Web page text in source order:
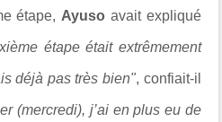
étape, Ayuso avait expliqué
étape était extrêmement
déjà pas très bien", confiait-il
(mercredi), j’ai en plus eu de